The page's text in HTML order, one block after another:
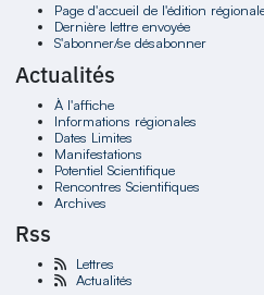
Page d'accueil de l'édition
Dernière lettre envoyée
S'abonner/se désabonner
Actualités
À l'affiche
Informations régionales
Dates Limites
Manifestations
Potentiel Scientifique
Rencontres Scientifiques
Archives
Rss
Lettres
Actualités